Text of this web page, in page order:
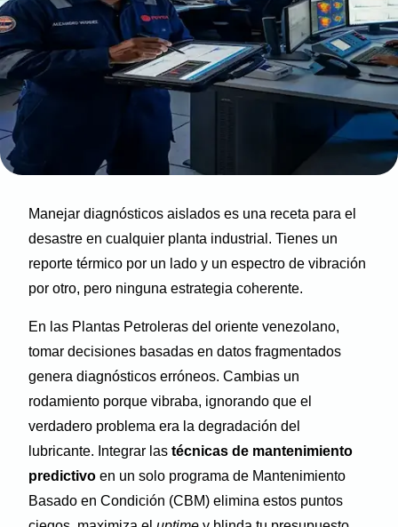
Manejar diagnósticos aislados es una receta para el
desastre en cualquier planta industrial. Tienes un
reporte térmico por un lado y un espectro de vibración
por otro, pero ninguna estrategia coherente.
En las Plantas Petroleras del oriente venezolano,
tomar decisiones basadas en datos fragmentados
genera diagnósticos erróneos. Cambias un
rodamiento porque vibraba, ignorando que el
verdadero problema era la degradación del
lubricante. Integrar lastécnicas de mantenimiento
predictivo en un solo programa de Mantenimiento
Basado en Condición (CBM) elimina estos puntos